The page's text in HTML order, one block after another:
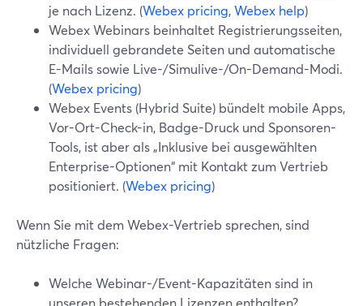
je nach Lizenz. (Webex pricing,Webex help)
Webex Webinars beinhaltet Registrierungsseiten,
individuell gebrandete Seiten und automatische
E-Mails sowie Live-/Simulive-/On-Demand-Modi.
(Webex pricing)
Webex Events (Hybrid Suite) bündelt mobile Apps,
Vor-Ort-Check-in, Badge-Druck und Sponsoren-
Tools, ist aber als „Inklusive bei ausgewählten
Enterprise-Optionen“ mit Kontakt zum Vertrieb
positioniert. (Webex pricing)
Wenn Sie mit dem Webex-Vertrieb sprechen, sind
nützliche Fragen:
Welche Webinar-/Event-Kapazitäten sind in
unseren bestehenden Lizenzen enthalten?